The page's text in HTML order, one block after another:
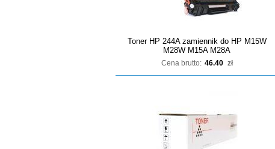
Toner HP 244A zamiennik do HP M15W
M28W M15A M28A
Cena brutto: 46.40 zł